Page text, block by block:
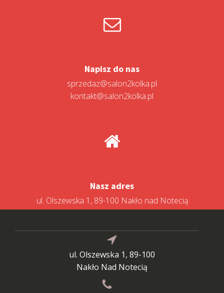
Napisz do nas
sprzedaz@salon2kolka.pl
kontakt@salon2kolka.pl
Nasz adres
ul. Olszewska 1, 89-100 Nakło nad Notecią
ul. Olszewska 1, 89-100
Nakło Nad Notecią